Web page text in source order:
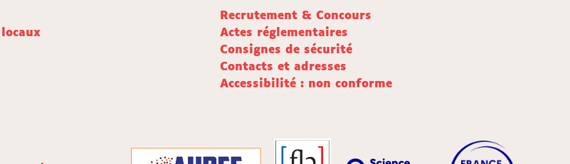
Recrutement & Concours
Actes réglementaires
Consignes de sécurité
Contacts et adresses
Accessibilité : non conforme